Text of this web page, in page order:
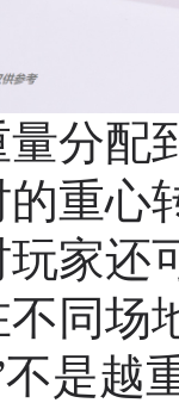
分配
重心
家还
同场
不是越